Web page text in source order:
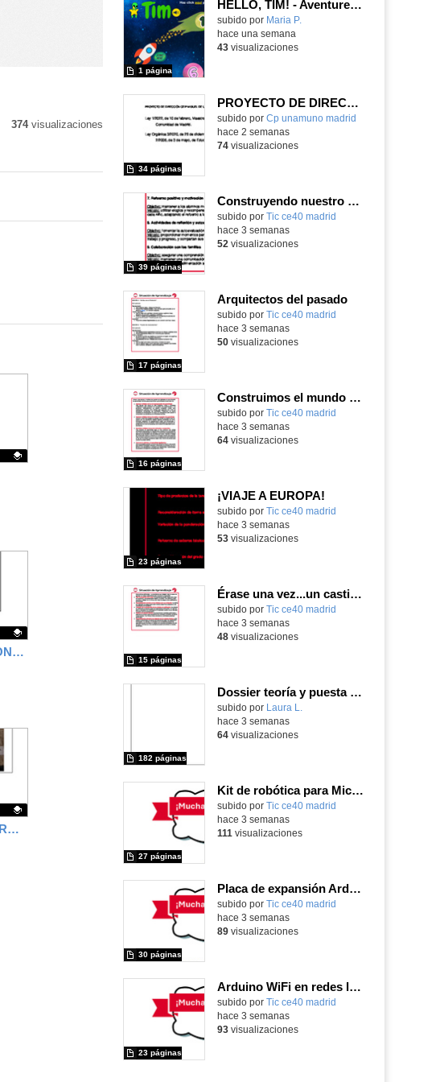
374visualizaciones
CAJA CLASIFICACIÓN MONSTRUOSA
ACTIVIDADES ESPECIAL RELIGIÓN
HELLO, TIM! - Aventureros digitales
Contenido educativo.
subido por Maria P.
1 página
hace una semana
43visualizaciones
PROYECTO DE DIRECCIÓN
Contenido educativo.
subido por Cp unamuno madrid
34 páginas
hace 2 semanas
74visualizaciones
Construyendo nuestro parque de atracciones
subido por Tic ce40 madrid
39 páginas
hace 3 semanas
52 visualizaciones
Arquitectos del pasado
subido por Tic ce40 madrid
17 páginas
hace 3 semanas
50visualizaciones
Construimos el mundo con LEGO
subido por Tic ce40 madrid
16 páginas
hace 3 semanas
64visualizaciones
¡VIAJE A EUROPA!
subido por Tic ce40 madrid
23 páginas
hace 3 semanas
53visualizaciones
Érase una vez...un castillo medieval
subido por Tic ce40 madrid
15 páginas
hace 3 semanas
48visualizaciones
Dossier teoría y puesta en práctica Äprendizaje Basado en Juegos en Educación Infantil y Primaria
Contenido educativo.
subido por Laura L.
182 páginas
hace 3 semanas
64visualizaciones
Kit de robótica para Micro:Bit
Contenido educativo.
subido por Tic ce40 madrid
27 páginas
hace 3 semanas
111 visualizaciones
Placa de expansión Arduino
Contenido educativo.
subido por Tic ce40 madrid
30 páginas
hace 3 semanas
89visualizaciones
Arduino WiFi en redes locales
Contenido educativo.
subido por Tic ce40 madrid
23 páginas
hace 3 semanas
93visualizaciones